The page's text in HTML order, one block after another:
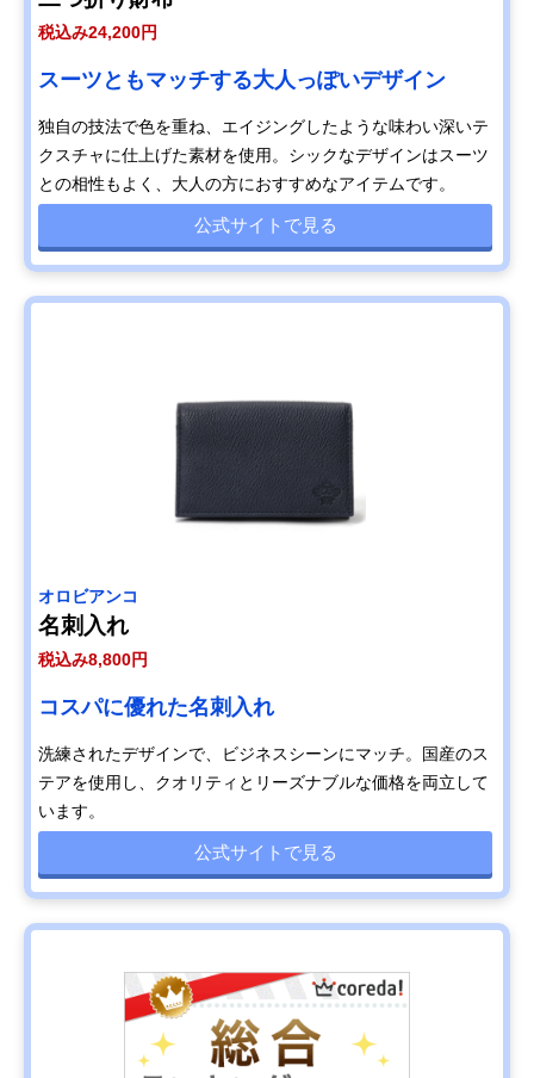
税込み24,200円
スーツともマッチする大人っぽいデザイン
独自の技法で色を重ね、エイジングしたような味わい深いテ
クスチャに仕上げた素材を使用。シックなデザインはスーツ
との相性もよく、大人の方におすすめなアイテムです。
公式サイトで見る
オロビアンコ
名刺入れ
税込み8,800円
コスパに優れた名刺入れ
洗練されたデザインで、ビジネスシーンにマッチ。国産のス
テアを使用し、クオリティとリーズナブルな価格を両立して
います。
公式サイトで見る